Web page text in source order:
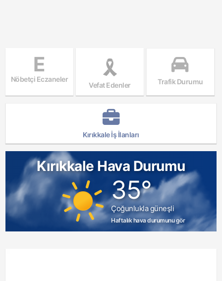
E
Nöbetçi Eczaneler
Vefat Edenler Trafik Durumu
Kırıkkale İş İlanları
Kırıkkale Hava Durumu
35°
Çoğunlukla güneşli
Haftalık hava durumunu gör